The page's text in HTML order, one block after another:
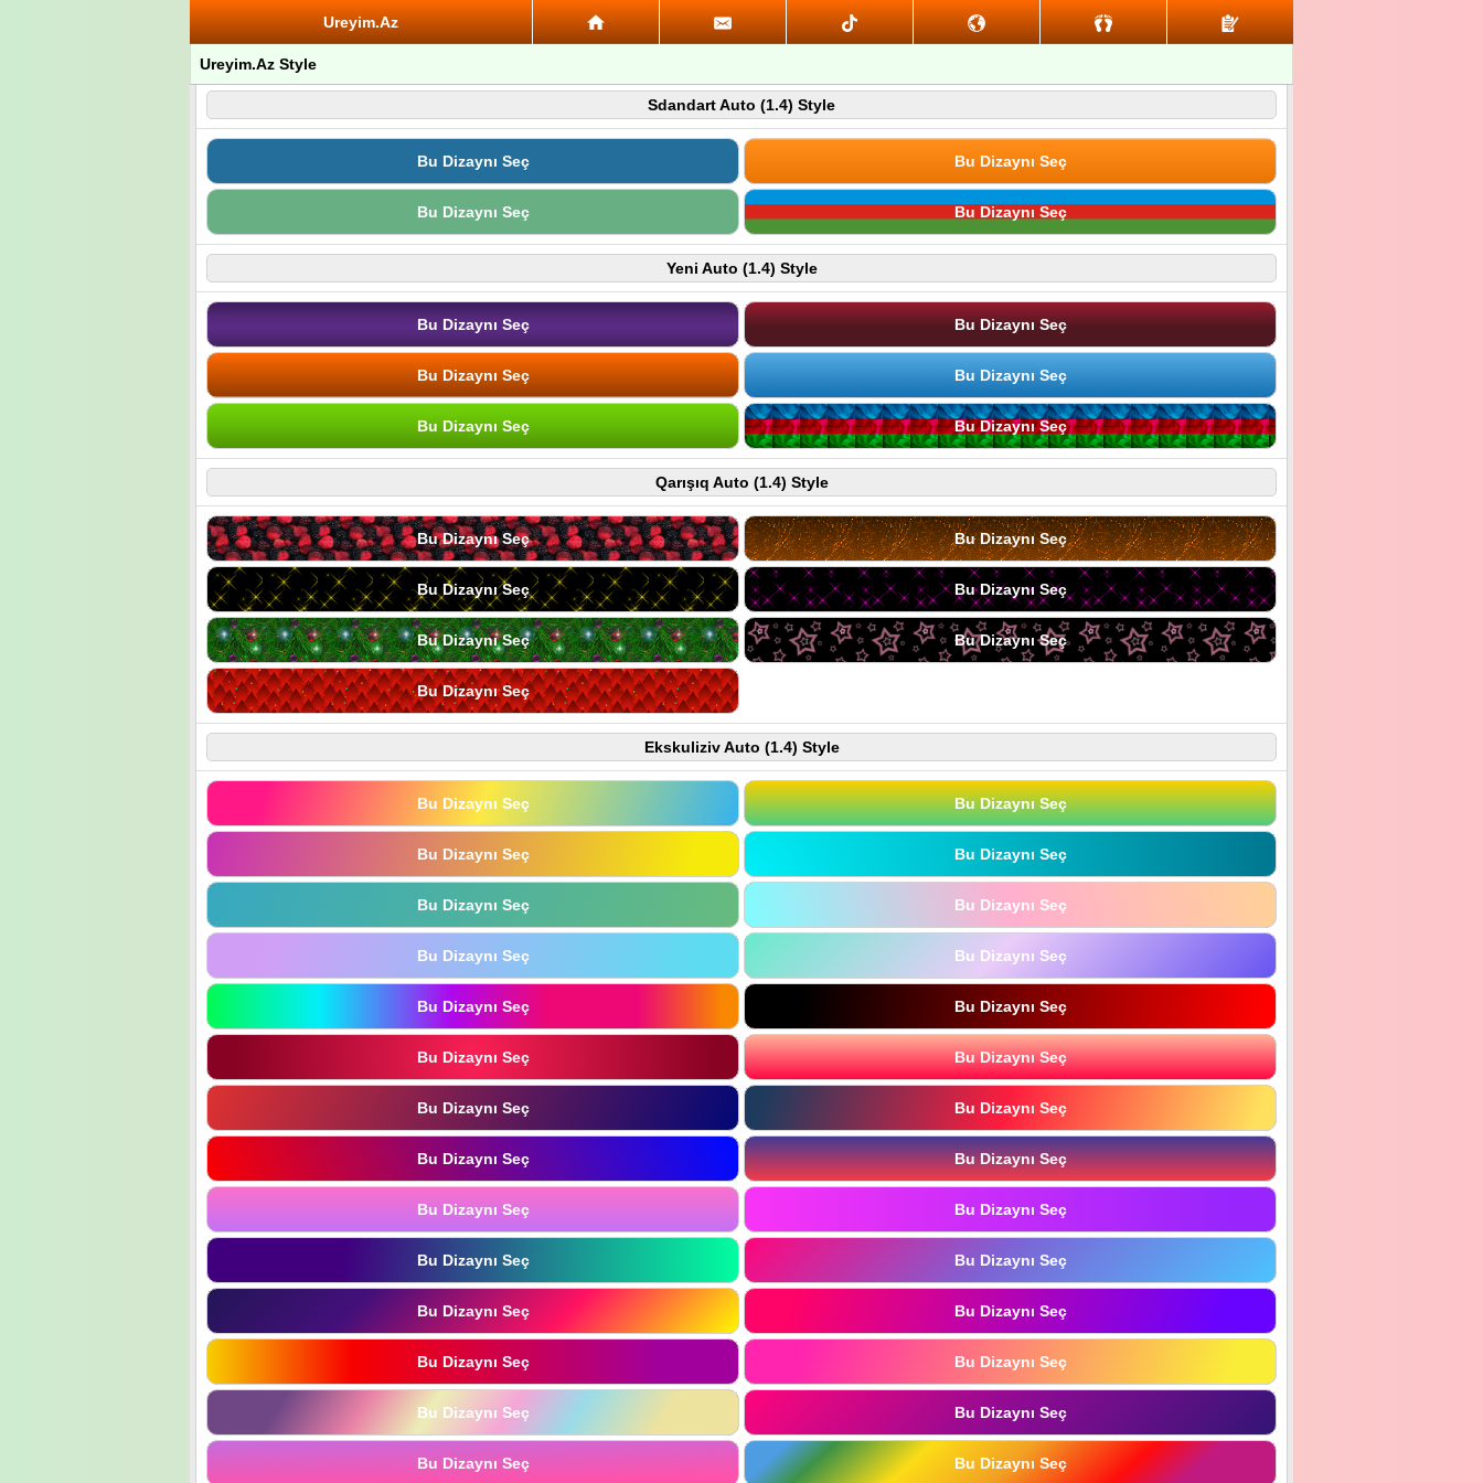
Ureyim.Az
Ureyim.Az Style
Sdandart Auto (1.4) Style
Bu Dizaynı Seç Bu Dizaynı Seç
Bu Dizaynı Seç Bu Dizaynı Seç
Yeni Auto (1.4) Style
Bu Dizaynı Seç Bu Dizaynı Seç
Bu Dizaynı Seç Bu Dizaynı Seç
Bu Dizaynı Seç Bu Dizaynı Seç
Qarışıq Auto (1.4) Style
Bu Dizaynı Seç Bu Dizaynı Seç
Bu Dizaynı Seç Bu Dizaynı Seç
Bu Dizaynı Seç Bu Dizaynı Seç
Bu Dizaynı Seç
Ekskuliziv Auto (1.4) Style
Bu Dizaynı Seç Bu Dizaynı Seç
Bu Dizaynı Seç Bu Dizaynı Seç
Bu Dizaynı Seç Bu Dizaynı Seç
Bu Dizaynı Seç Bu Dizaynı Seç
Bu Dizaynı Seç Bu Dizaynı Seç
Bu Dizaynı Seç Bu Dizaynı Seç
Bu Dizaynı Seç Bu Dizaynı Seç
Bu Dizaynı Seç Bu Dizaynı Seç
Bu Dizaynı Seç Bu Dizaynı Seç
Bu Dizaynı Seç Bu Dizaynı Seç
Bu Dizaynı Seç Bu Dizaynı Seç
Bu Dizaynı Seç Bu Dizaynı Seç
Bu Dizaynı Seç Bu Dizaynı Seç
Bu Dizaynı Seç Bu Dizaynı Seç